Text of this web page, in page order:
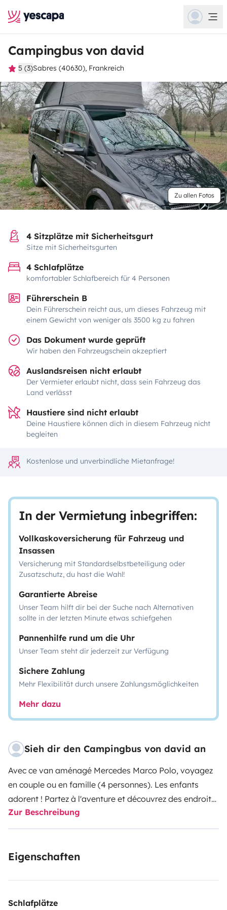
Campingbus von david
5 (3)Sabres (40630), Frankreich
Zu allen Fotos
4 Sitzplätze mit Sicherheitsgurt
Sitze mit Sicherheitsgurten
4 Schlafplätze
komfortabler Schlafbereich für 4 Personen
Führerschein B
Dein Führerschein reicht aus, um dieses Fahrzeug mit
einem Gewicht von weniger als 3500 kg zu fahren
Das Dokument wurde geprüft
Wir haben den Fahrzeugschein akzeptiert
Auslandsreisen nicht erlaubt
Der Vermieter erlaubt nicht, dass sein Fahrzeug das
Land verlässt
Haustiere sind nicht erlaubt
Deine Haustiere können dich in diesem Fahrzeug nicht
begleiten
Kostenlose und unverbindliche Mietanfrage!
In der Vermietung inbegriffen:
Vollkaskoversicherung für Fahrzeug und
Insassen
Versicherung mit Standardselbstbeteiligung oder
Zusatzschutz, du hast die Wahl!
Garantierte Abreise
Unser Team hilft dir bei der Suche nach Alternativen
sollte in der letzten Minute etwas schiefgehen
Pannenhilfe rund um die Uhr
Unser Team steht dir jederzeit zur Verfügung
Sichere Zahlung
Mehr Flexibilität durch unsere Zahlungsmöglichkeiten
Mehr dazu
Sieh dir den Campingbus von david an
Avec ce van aménagé Mercedes Marco Polo, voyagez
en couple ou en famille (4 personnes). Les enfants
adorent ! Partez à l'aventure et découvrez des endroits
magiques inaccessibles aux camping-cars. D'une
hauteur d'1m95 et avec des dimensions proches de
partout ! Son moteur puissant avec boîte automatique
permettra de dormir à plat si vous êtes garés en pente
Zur Beschreibung
Eigenschaften
Schlafplätze